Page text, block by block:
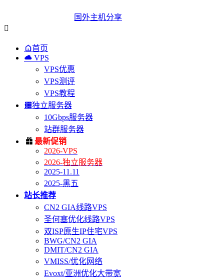
国外主机分享

首页
 VPS
VPS优惠
VPS测评
VPS教程
独立服务器
10Gbps服务器
站群服务器
 最新促销
2026-VPS
2026-独立服务器
2025-11.11
2025-黑五
站长推荐
CN2 GIA线路VPS
圣何塞优化线路VPS
双ISP原生IP住宅VPS
BWG/CN2 GIA
DMIT/CN2 GIA
VMISS/优化网络
Evoxt/亚洲优化大带宽